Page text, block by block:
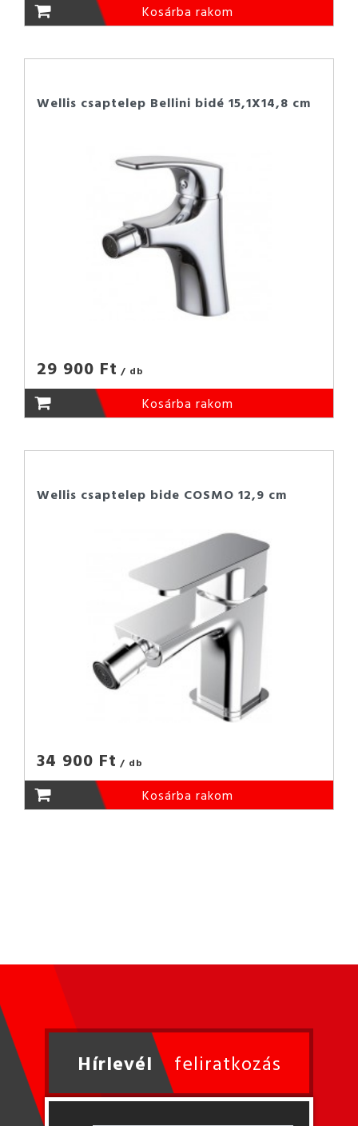
Kosárba rakom
Wellis csaptelep Bellini bidé 15,1X14,8 cm
29 900 Ft / db
Kosárba rakom
Wellis csaptelep bide COSMO 12,9 cm
34 900 Ft / db
Kosárba rakom
Hírlevél feliratkozás